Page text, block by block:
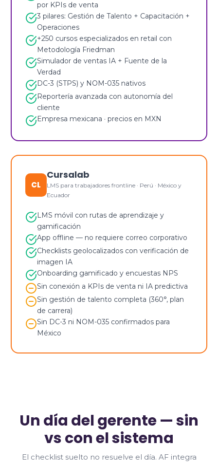
por KPIs de venta
3 pilares: Gestión de Talento + Capacitación +
Operaciones
+250 cursos especializados en retail con
Metodología Friedman
Simulador de ventas IA + Fuente de la
Verdad
DC-3 (STPS) y NOM-035 nativos
Reportería avanzada con autonomía del
cliente
Empresa mexicana · precios en MXN
CL
Cursalab
LMS para trabajadores frontline · Perú · México y
Ecuador
LMS móvil con rutas de aprendizaje y
gamificación
App offline — no requiere correo corporativo
Checklists geolocalizados con verificación de
imagen IA
Onboarding gamificado y encuestas NPS
Sin conexión a KPIs de venta ni IA predictiva
Sin gestión de talento completa (360°, plan
de carrera)
Sin DC-3 ni NOM-035 confirmados para
México
Un día del gerente — sin
vs con el sistema
El checklist suelto no resuelve el día. AF integra